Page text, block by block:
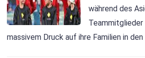
während des
Teammitglieder
massivem Druck auf ihre Familien in